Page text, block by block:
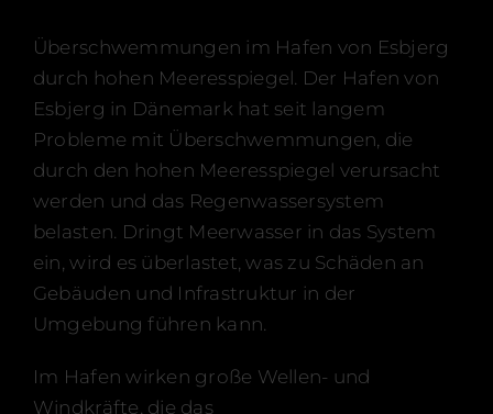
Events
Zertifizierungen
Kontakt
FAQ
Deutsch
Überschwemmungen im Hafen von Esbjerg
durch hohen Meeresspiegel. Der Hafen von
Esbjerg in Dänemark hat seit langem
Probleme mit Überschwemmungen, die
durch den hohen Meeresspiegel verursacht
werden und das Regenwassersystem
belasten. Dringt Meerwasser in das System
ein, wird es überlastet, was zu Schäden an
Gebäuden und Infrastruktur in der
Umgebung führen kann.
Im Hafen wirken große Wellen- und
Windkräfte, die das